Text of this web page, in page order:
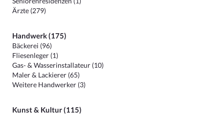
Ärzte (279)
Handwerk (175)
Bäckerei (96)
Fliesenleger (1)
Gas- & Wasserinstallateur (10)
Maler & Lackierer (65)
Weitere Handwerker (3)
Kunst & Kultur (115)